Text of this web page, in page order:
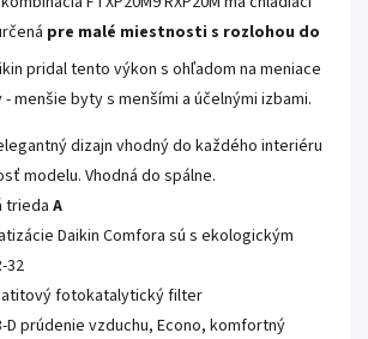
pre malé miestnosti s rozlohou do
pridal tento výkon s ohľadom na meniace
menšie byty s menšími a účelnými izbami.
dizajn vhodný do každého interiéru
modelu. Vhodná do spálne.
triedaA
Daikin Comfora sú s ekologickým
32
fotokatalytický filter
D prúdenie vzduchu, Econo, komfortný